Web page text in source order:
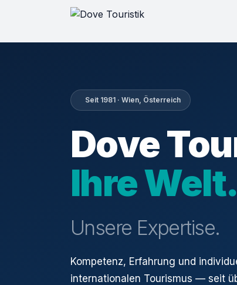
Seit 1981 · Wien, Österreich
Dove
Ihre Welt.
Unsere Expertise.
Kompetenz, Erfahrung und
internationalen Tourismus — seit